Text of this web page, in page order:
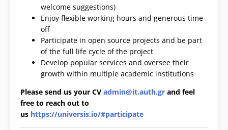
welcome suggestions)
Enjoy flexible working hours and generous time-
off
Participate in open source projects and be part
of the full life cycle of the project
Develop popular services and oversee their
growth within multiple academic institutions
Please send us your CV admin@it.auth.gr and feel
free to reach out to
us https://universis.io/#participate